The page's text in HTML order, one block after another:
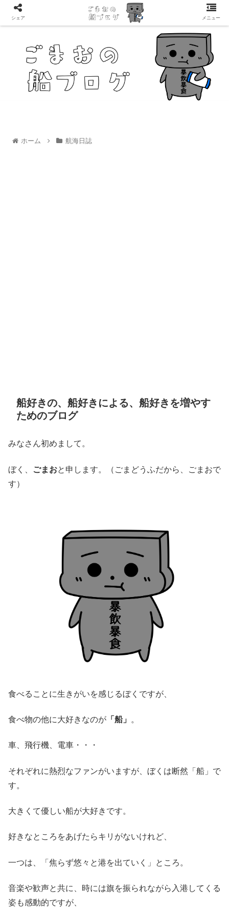
ホーム 航海日誌
船好きの、船好きによる、船好きを増やす
ためのブログ
みなさん初めまして。
ぼく、 ごまおと申します。（ごまどうふだから、ごまおで
す）
食べることに生きがいを感じるぼくですが、
食べ物の他に大好きなのが 「船」 。
車、飛行機、電車・・・
それぞれに熱烈なファンがいますが、ぼくは断然「船」で
す。
大きくて優しい船が大好きです。
好きなところをあげたらキリがないけれど、
一つは、「焦らず悠々と港を出ていく」ところ。
音楽や歓声と共に、時には旗を振られながら入港してくる
姿も感動的ですが、
シェア メニュー